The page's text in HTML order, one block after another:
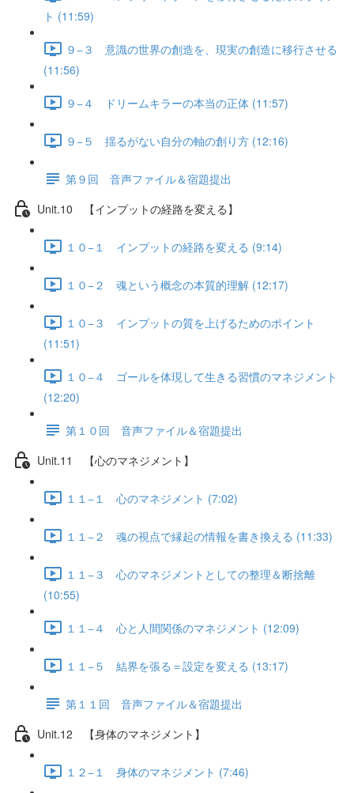
ト (11:59)
９−３ 意識の世界の創造を、現実の創造に移行させる
(11:56)
９−４ ドリームキラーの本当の正体 (11:57)
９−５ 揺るがない自分の軸の創り方 (12:16)
第９回 音声ファイル＆宿題提出
Unit.10 【インプットの経路を変える】
１０−１ インプットの経路を変える (9:14)
１０−２ 魂という概念の本質的理解 (12:17)
１０−３ インプットの質を上げるためのポイント
(11:51)
１０−４ ゴールを体現して生きる習慣のマネジメント
(12:20)
第１０回 音声ファイル＆宿題提出
Unit.11 【心のマネジメント】
１１−１ 心のマネジメント (7:02)
１１−２ 魂の視点で縁起の情報を書き換える (11:33)
１１−３ 心のマネジメントとしての整理＆断捨離
(10:55)
１１−４ 心と人間関係のマネジメント (12:09)
１１−５ 結界を張る＝設定を変える (13:17)
第１１回 音声ファイル＆宿題提出
Unit.12 【身体のマネジメント】
１２−１ 身体のマネジメント (7:46)